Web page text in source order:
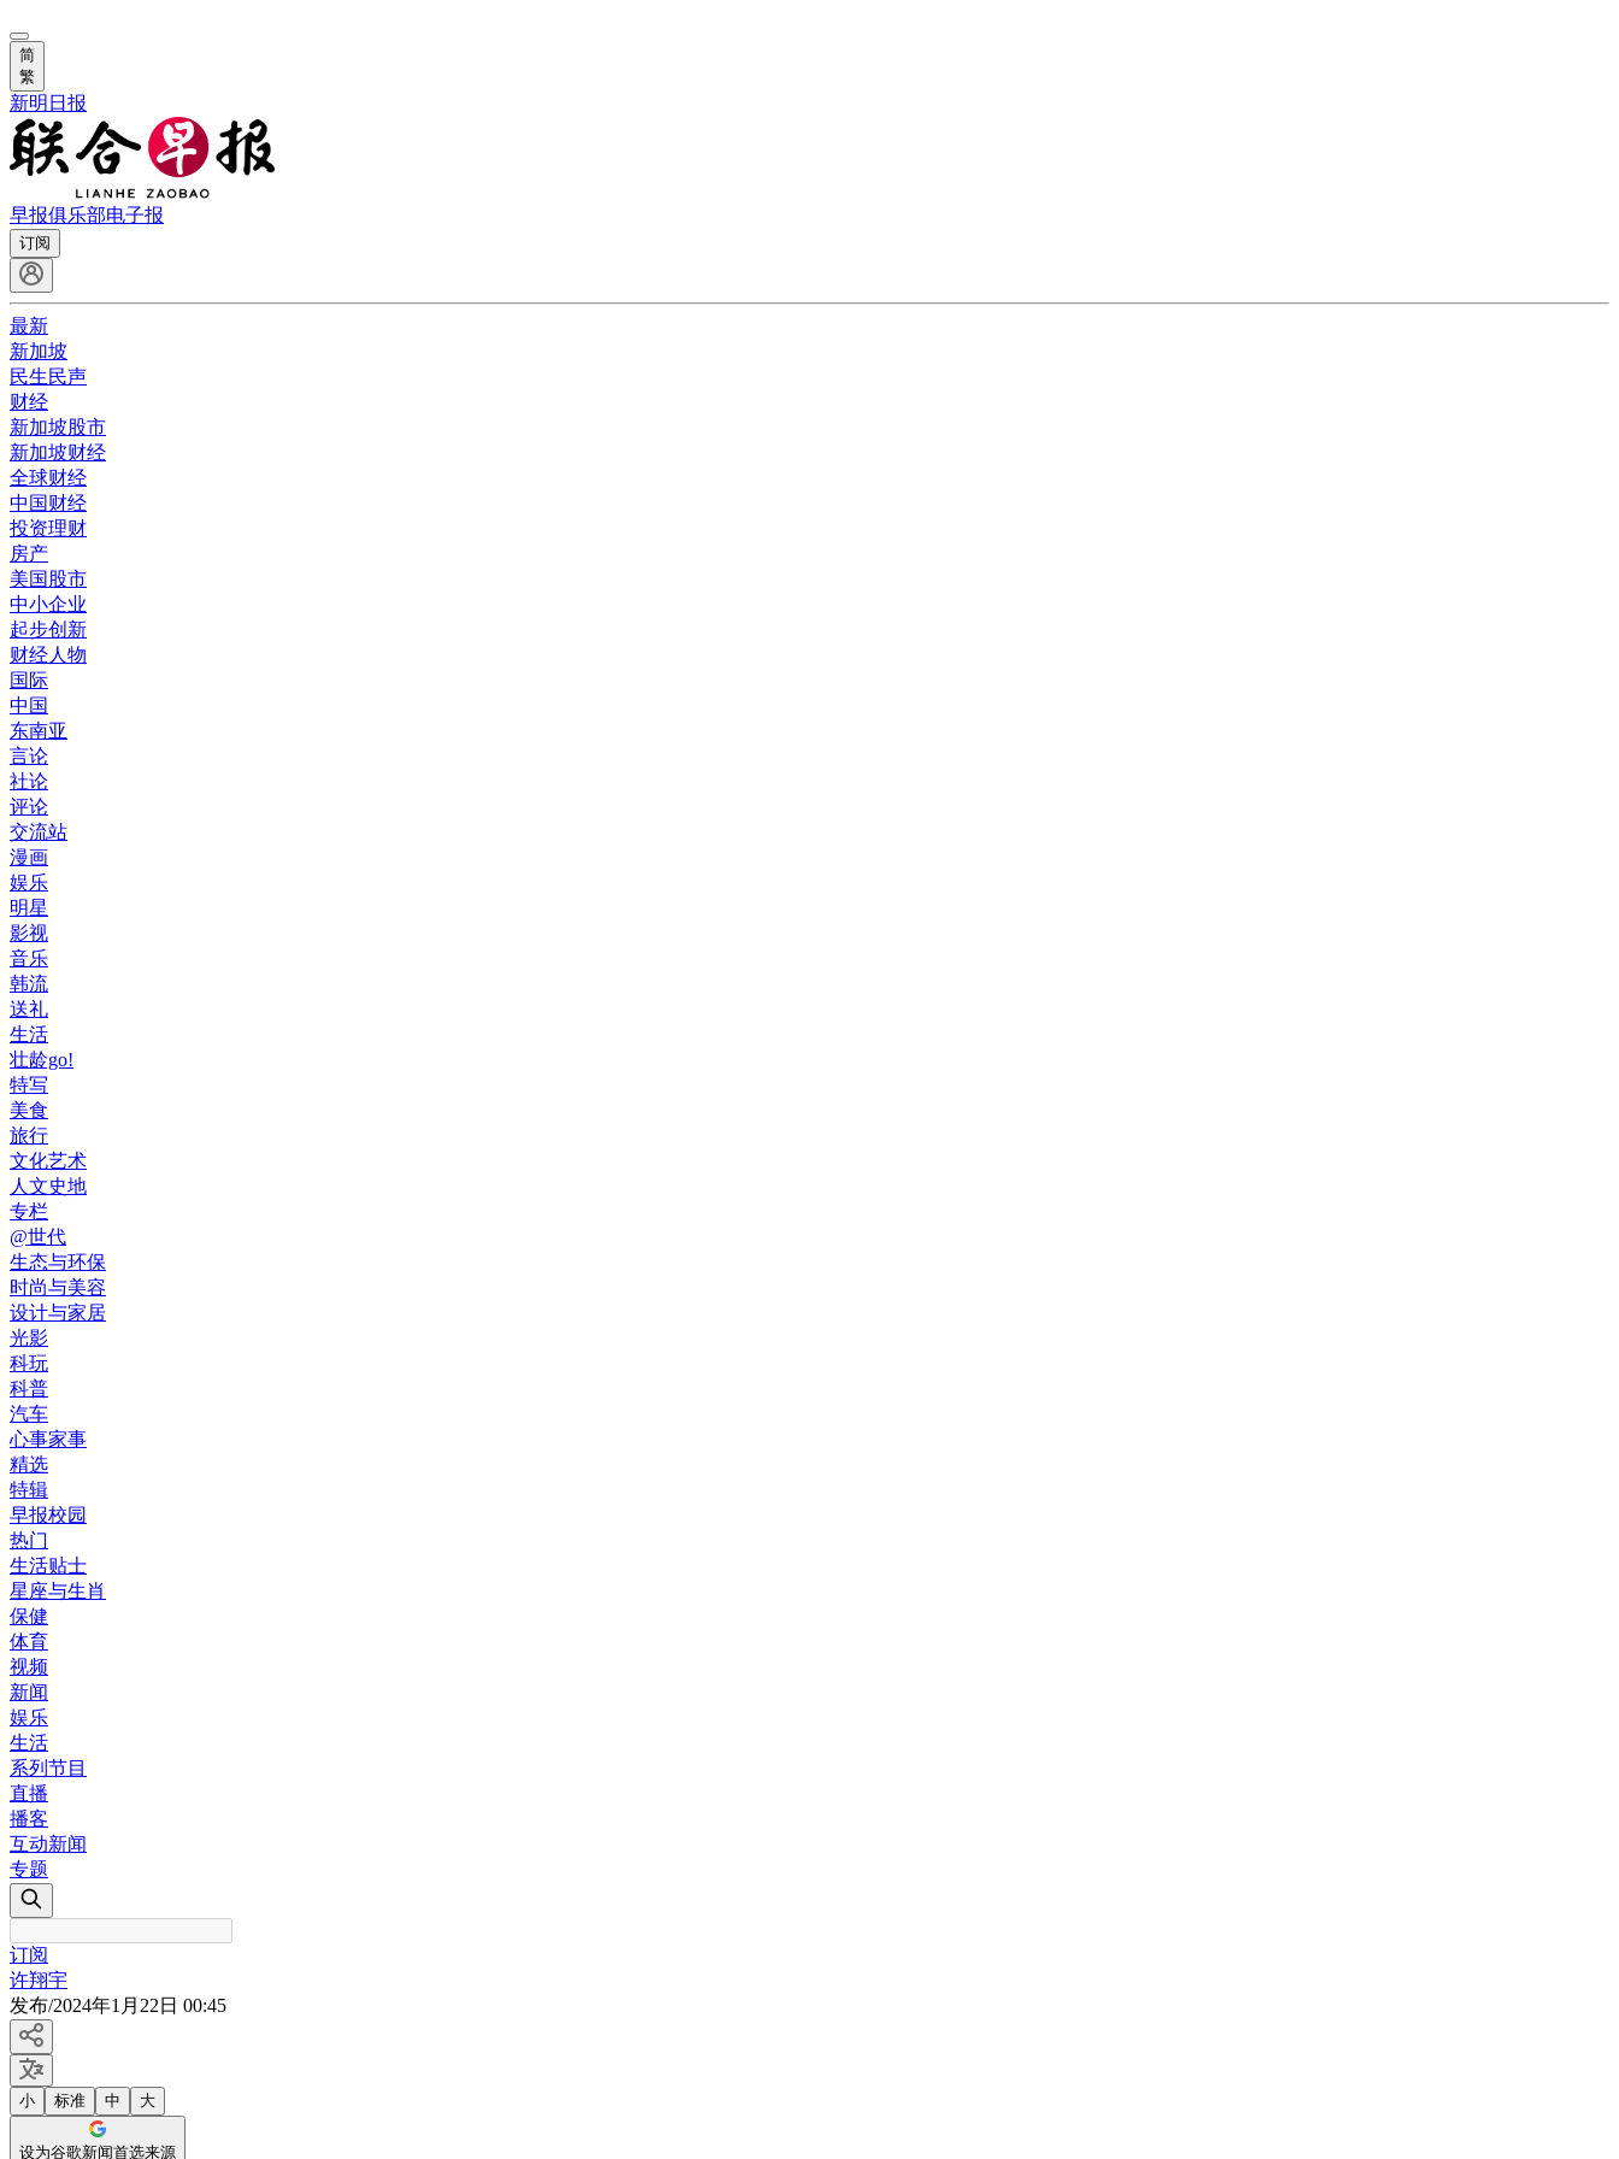
简
繁
新明日报
早报俱乐部电子报
订阅
最新
新加坡
民生民声
财经
新加坡股市
新加坡财经
全球财经
中国财经
投资理财
房产
美国股市
中小企业
起步创新
财经人物
国际
中国
东南亚
言论
社论
评论
交流站
漫画
娱乐
明星
影视
音乐
韩流
送礼
生活
壮龄go!
特写
美食
旅行
文化艺术
人文史地
专栏
@世代
生态与环保
时尚与美容
设计与家居
光影
科玩
科普
汽车
心事家事
精选
特辑
早报校园
热门
生活贴士
星座与生肖
保健
体育
视频
新闻
娱乐
生活
系列节目
直播
播客
互动新闻
专题
订阅
许翔宇
发布/2024年1月22日 00:45
小 标准 中 大
设为谷歌新闻首选来源